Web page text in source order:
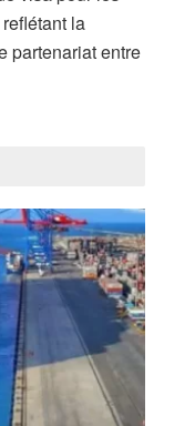
la
partenariat entre